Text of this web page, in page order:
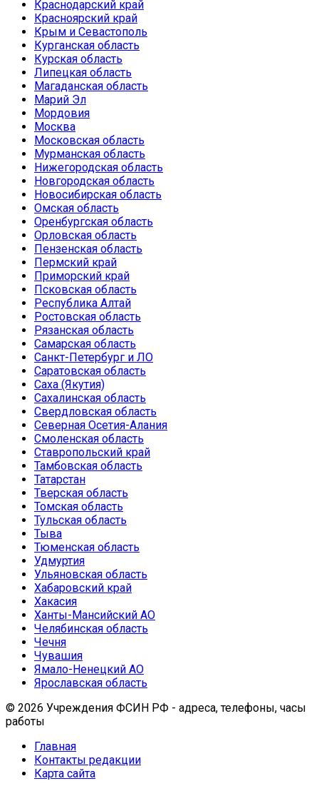
Краснодарский край
Красноярский край
Крым и Севастополь
Курганская область
Курская область
Липецкая область
Магаданская область
Марий Эл
Мордовия
Москва
Московская область
Мурманская область
Нижегородская область
Новгородская область
Новосибирская область
Омская область
Оренбургская область
Орловская область
Пензенская область
Пермский край
Приморский край
Псковская область
Республика Алтай
Ростовская область
Рязанская область
Самарская область
Санкт-Петербург и ЛО
Саратовская область
Саха (Якутия)
Сахалинская область
Свердловская область
Северная Осетия-Алания
Смоленская область
Ставропольский край
Тамбовская область
Татарстан
Тверская область
Томская область
Тульская область
Тыва
Тюменская область
Удмуртия
Ульяновская область
Хабаровский край
Хакасия
Ханты-Мансийский АО
Челябинская область
Чечня
Чувашия
Ямало-Ненецкий АО
Ярославская область
© 2026 Учреждения ФСИН РФ - адреса, телефоны, часы
работы
Главная
Контакты редакции
Карта сайта